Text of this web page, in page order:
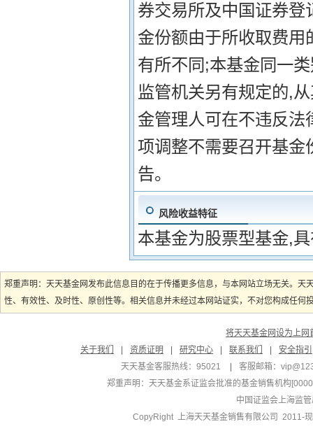
券交易所及中国证券
金份额由于所收取费
有所不同;本基金同一
监管机关另有规定的,
金管理人可在不违反
项调整不需要召开基
告。
风险收益特征
本基金为股票型基金,
郑重声明：天天基金网发布此信息目的在于传播更多信息，与本网站立场无关。
性、有效性、及时性、原创性等。相关信息并未经过本网站证实，不对您构成任
将天天基金网设为上网
关于我们
资质证明 研究中心 联系我们
安全指引
天天基金客服热线：95021
客服邮箱：
郑重声明：天天基金系证监会批准的基金销售机构
中国证监会上海监
CopyRight 上海天天基金销售有限公司 2011-